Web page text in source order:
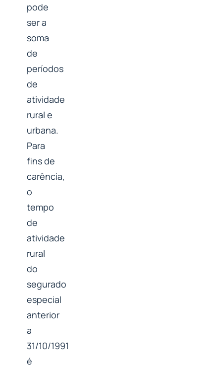
pode
ser a
soma
de
períodos
de
atividade
rural e
urbana.
Para
fins de
carência,
o
tempo
de
atividade
rural
do
segurado
especial
anterior
a
31/10/1991
é